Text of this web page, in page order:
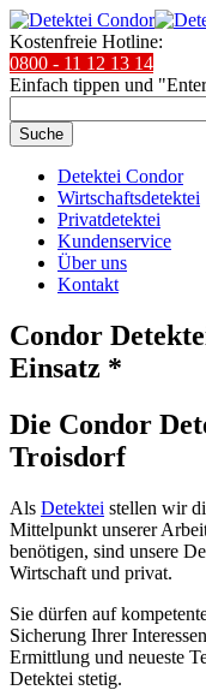
Kostenfreie Hotline:
0800 - 11 12 13 14
Einfach tippen und
Suche
Detektei Condor
Wirtschaftsdetektei
Privatdetektei
Kundenservice
Über uns
Kontakt
Condor
Einsatz *
Die Condor
Troisdorf
Als Detektei stellen wir
Mittelpunkt unserer
benötigen, sind unsere
Wirtschaft und privat.
Sie dürfen auf
Sicherung Ihrer
Ermittlung und neueste
Detektei stetig.